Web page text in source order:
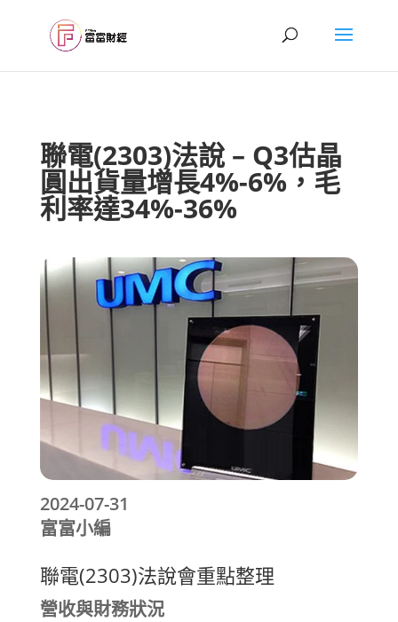
聯電(2303)法說 – Q3估晶
圓出貨量增長4%-6%，毛
利率達34%-36%
2024-07-31
富富小編
聯電(2303)法說會重點整理
營收與財務狀況